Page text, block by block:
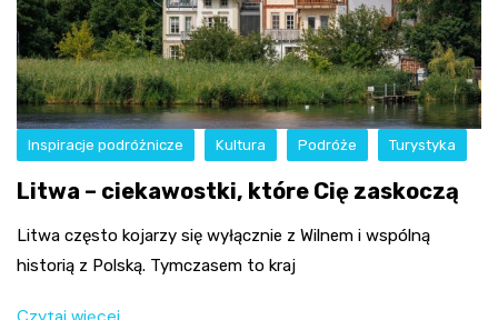
Inspiracje podróżnicze Kultura Podróże Turystyka
Litwa – ciekawostki, które Cię zaskoczą
Litwa często kojarzy się wyłącznie z Wilnem i wspólną
historią z Polską. Tymczasem to kraj